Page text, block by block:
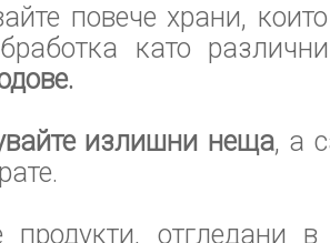
повече храни,
като
излишни неща, а
продукти, отгледани